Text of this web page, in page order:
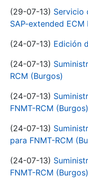
(29-07-13) Servicio
SAP-extended ECM
(24-07-13) Edición
(24-07-13)
RCM (Burgos)
(24-07-13)
FNMT-RCM (Burgos)
(24-07-13)
para FNMT-RCM
(24-07-13)
FNMT-RCM (Burgos)